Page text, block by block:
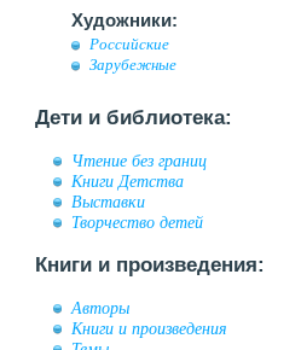
Художники:
Российские
Зарубежные
Дети и библиотека:
Чтение без границ
Книги Детства
Выставки
Творчество детей
Книги и произведения:
Авторы
Книги и произведения